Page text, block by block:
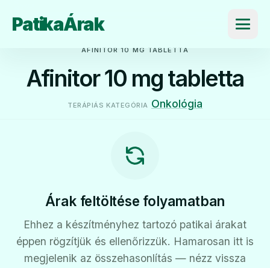
PatikaÁrak
AFINITOR 10 MG TABLETTA
Afinitor 10 mg tabletta
TERÁPIÁS KATEGÓRIA Onkológia
Árak feltöltése folyamatban
Ehhez a készítményhez tartozó patikai árakat
éppen rögzítjük és ellenőrizzük. Hamarosan itt is
megjelenik az összehasonlítás — nézz vissza